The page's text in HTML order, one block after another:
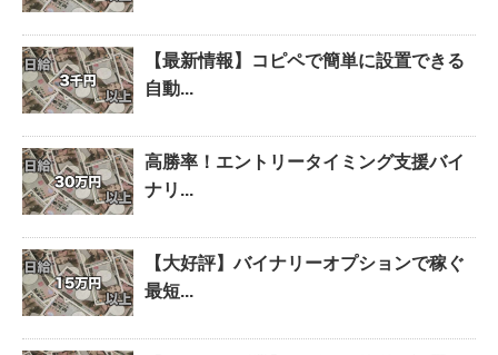
【最新情報】コピペで簡単に設置できる
自動...
高勝率！エントリータイミング支援バイ
ナリ...
【大好評】バイナリーオプションで稼ぐ
最短...